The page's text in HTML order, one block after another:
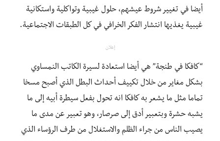
أيضا في تغيير شروط عيشهم، حلول غيبية وتواكلية واستكانية
غيبية يغذيها انتشار الفكر الخرافي في كل الطبقات الاجتماعية.
إعلان
“كافكا في طنجة” هي أيضا استعادة لسيرة الكاتب النمساوي
بشكل مغاير من خلال تكييف أحداث البطل الذي أصبح مسخا
تماما مثل ما يشعر به كافكا انه تحول بفعل سيطرة أبيه إلى ما
يشبه حشرة وبتعبير أدق إلى صرصار، وهو تعبير عن مدى ما
يصيب الناس من جراء الظلم والاستغلال من طرف الرؤساء الذي